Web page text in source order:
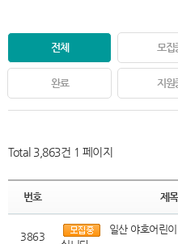
전체 모집
완료 지원
Total 3,863건 1 페이지
번호 제목
3863
일산 야호어린